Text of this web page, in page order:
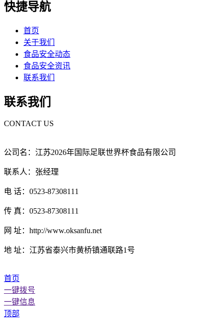
快捷导航
首页
关于我们
食品安全动态
食品安全资讯
联系我们
联系我们
CONTACT US
公司名：江苏2026年国际足联世界杯食品有限公司
联系人：张经理
电 话：0523-87308111
传 真：0523-87308111
网 址：http://www.oksanfu.net
地 址：江苏省泰兴市黄桥镇通联路1号
首页
一键拨号
一键信息
顶部